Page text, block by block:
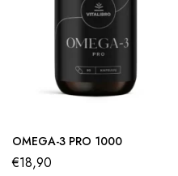
OMEGA-3 PRO 1000
€18,90